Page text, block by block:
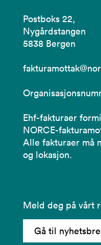
Postboks 22,
Nygårdstangen
5838 Bergen
Ehf-fakturaer
NORCE-
Alle fakturaer må
og lokasjon.
Meld deg på vårt
Gå til